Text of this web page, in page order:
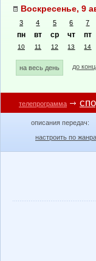
Воскресенье, 9
3 4 5 6 7
пн вт ср чт пт
10 11 12 13 14
на весь день до
телепрограмма
описания передач:
настроить по